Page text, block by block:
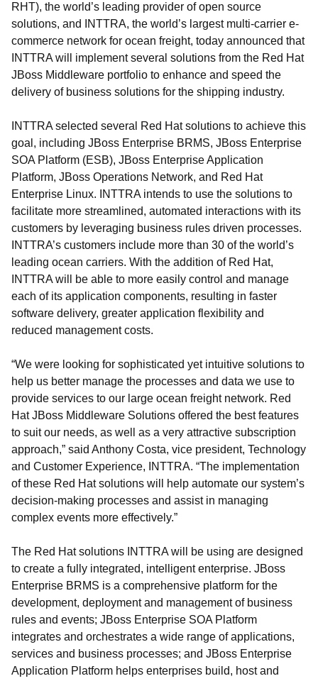
RHT), the world’s leading provider of open source
solutions, and INTTRA, the world’s largest multi-carrier e-
commerce network for ocean freight, today announced that
INTTRA will implement several solutions from the Red Hat
JBoss Middleware portfolio to enhance and speed the
delivery of business solutions for the shipping industry.
INTTRA selected several Red Hat solutions to achieve this
goal, including JBoss Enterprise BRMS, JBoss Enterprise
SOA Platform (ESB), JBoss Enterprise Application
Platform, JBoss Operations Network, and Red Hat
Enterprise Linux. INTTRA intends to use the solutions to
facilitate more streamlined, automated interactions with its
customers by leveraging business rules driven processes.
INTTRA’s customers include more than 30 of the world’s
leading ocean carriers. With the addition of Red Hat,
INTTRA will be able to more easily control and manage
each of its application components, resulting in faster
software delivery, greater application flexibility and
reduced management costs.
“We were looking for sophisticated yet intuitive solutions to
help us better manage the processes and data we use to
provide services to our large ocean freight network. Red
Hat JBoss Middleware Solutions offered the best features
to suit our needs, as well as a very attractive subscription
approach,” said Anthony Costa, vice president, Technology
and Customer Experience, INTTRA. “The implementation
of these Red Hat solutions will help automate our system’s
decision-making processes and assist in managing
complex events more effectively.”
The Red Hat solutions INTTRA will be using are designed
to create a fully integrated, intelligent enterprise. JBoss
Enterprise BRMS is a comprehensive platform for the
development, deployment and management of business
rules and events; JBoss Enterprise SOA Platform
integrates and orchestrates a wide range of applications,
services and business processes; and JBoss Enterprise
Application Platform helps enterprises build, host and